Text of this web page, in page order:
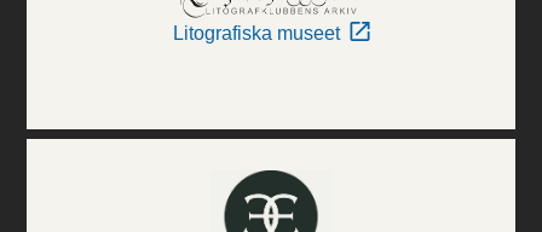
Litografiska museet